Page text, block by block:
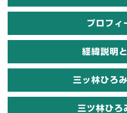
プロフィ
経緯説明
三ッ林ひろ
三ツ林ひろ